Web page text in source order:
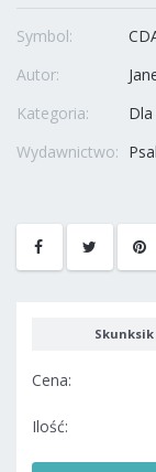
Symbol:
Autor:
Kategoria:
Dla
Wydawnictwo:
Cena:
Ilość: